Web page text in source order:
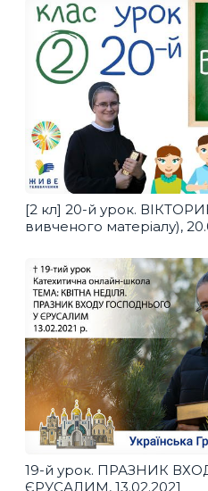
[2 кл] 20-й урок.
вивченого матеріалу),
19-й урок. ПРАЗНИК
ЄРУСАЛИМ, 13.02.2021